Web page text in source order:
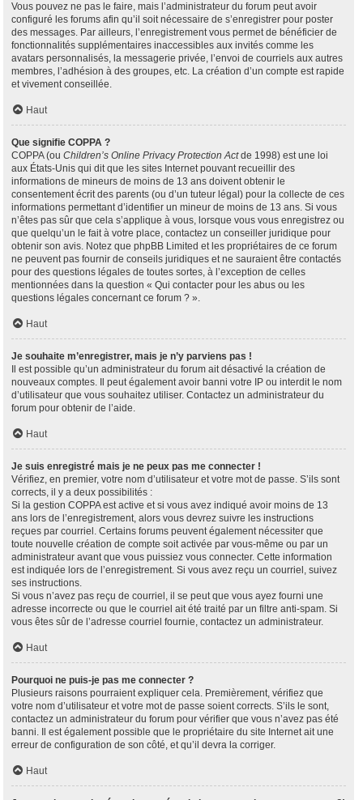
Vous pouvez ne pas le faire, mais l’administrateur du forum peut avoir
configuré les forums afin qu’il soit nécessaire de s’enregistrer pour poster
des messages. Par ailleurs, l’enregistrement vous permet de bénéficier de
fonctionnalités supplémentaires inaccessibles aux invités comme les
avatars personnalisés, la messagerie privée, l’envoi de courriels aux autres
membres, l’adhésion à des groupes, etc. La création d’un compte est rapide
et vivement conseillée.
Haut
Que signifie COPPA ?
COPPA (ou Children’s Online Privacy Protection Actde 1998) est une loi
aux États-Unis qui dit que les sites Internet pouvant recueillir des
informations de mineurs de moins de 13 ans doivent obtenir le
consentement écrit des parents (ou d’un tuteur légal) pour la collecte de ces
informations permettant d’identifier un mineur de moins de 13 ans. Si vous
n’êtes pas sûr que cela s’applique à vous, lorsque vous vous enregistrez ou
que quelqu’un le fait à votre place, contactez un conseiller juridique pour
obtenir son avis. Notez que phpBB Limited et les propriétaires de ce forum
ne peuvent pas fournir de conseils juridiques et ne sauraient être contactés
pour des questions légales de toutes sortes, à l’exception de celles
mentionnées dans la question « Qui contacter pour les abus ou les
questions légales concernant ce forum ? ».
Haut
Je souhaite m’enregistrer, mais je n’y parviens pas !
Il est possible qu’un administrateur du forum ait désactivé la création de
nouveaux comptes. Il peut également avoir banni votre IP ou interdit le nom
d’utilisateur que vous souhaitez utiliser. Contactez un administrateur du
forum pour obtenir de l’aide.
Haut
Je suis enregistré mais je ne peux pas me connecter !
Vérifiez, en premier, votre nom d’utilisateur et votre mot de passe. S’ils sont
corrects, il y a deux possibilités :
Si la gestion COPPA est active et si vous avez indiqué avoir moins de 13
ans lors de l’enregistrement, alors vous devrez suivre les instructions
reçues par courriel. Certains forums peuvent également nécessiter que
toute nouvelle création de compte soit activée par vous-même ou par un
administrateur avant que vous puissiez vous connecter. Cette information
est indiquée lors de l’enregistrement. Si vous avez reçu un courriel, suivez
ses instructions.
Si vous n’avez pas reçu de courriel, il se peut que vous ayez fourni une
adresse incorrecte ou que le courriel ait été traité par un filtre anti-spam. Si
vous êtes sûr de l’adresse courriel fournie, contactez un administrateur.
Haut
Pourquoi ne puis-je pas me connecter ?
Plusieurs raisons pourraient expliquer cela. Premièrement, vérifiez que
votre nom d’utilisateur et votre mot de passe soient corrects. S’ils le sont,
contactez un administrateur du forum pour vérifier que vous n’avez pas été
banni. Il est également possible que le propriétaire du site Internet ait une
erreur de configuration de son côté, et qu’il devra la corriger.
Haut